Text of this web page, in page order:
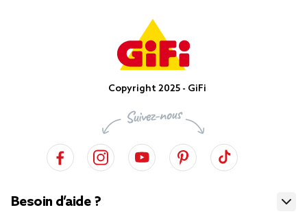
Copyright 2025 - GiFi
Besoin d’aide ?